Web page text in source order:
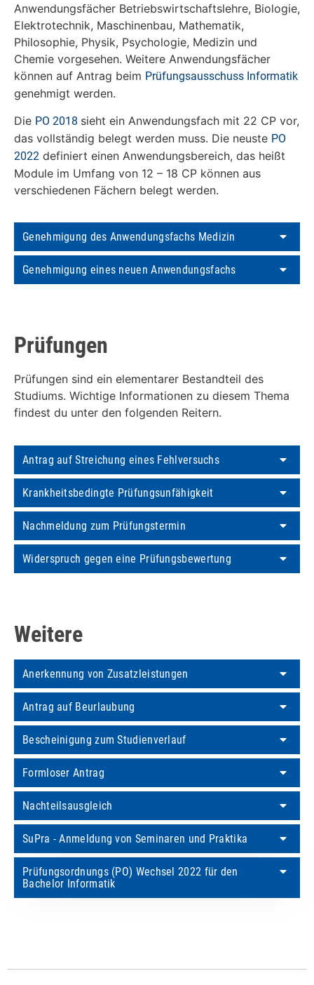
Anwendungsfächer Betriebswirtschaftslehre, Biologie,
Elektrotechnik, Maschinenbau, Mathematik,
Philosophie, Physik, Psychologie, Medizin und
Chemie vorgesehen. Weitere Anwendungsfächer
können auf Antrag beim Prüfungsausschuss Informatik
genehmigt werden.
Die PO 2018 sieht ein Anwendungsfach mit 22 CP vor,
das vollständig belegt werden muss. Die neuste PO
2022 definiert einen Anwendungsbereich, das heißt
Module im Umfang von 12 – 18 CP können aus
verschiedenen Fächern belegt werden.
Genehmigung des Anwendungsfachs Medizin
Genehmigung eines neuen Anwendungsfachs
Prüfungen
Prüfungen sind ein elementarer Bestandteil des
Studiums. Wichtige Informationen zu diesem Thema
findest du unter den folgenden Reitern.
Antrag auf Streichung eines Fehlversuchs
Krankheitsbedingte Prüfungsunfähigkeit
Nachmeldung zum Prüfungstermin
Widerspruch gegen eine Prüfungsbewertung
Weitere
Anerkennung von Zusatzleistungen
Antrag auf Beurlaubung
Bescheinigung zum Studienverlauf
Formloser Antrag
Nachteilsausgleich
SuPra - Anmeldung von Seminaren und Praktika
Prüfungsordnungs (PO) Wechsel 2022 für den
Bachelor Informatik